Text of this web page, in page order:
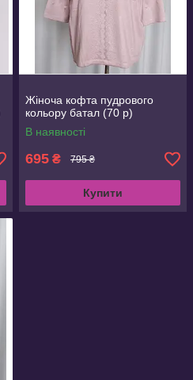
Жіноча кофта пудрового
кольору батал (70 р)
В наявності
695 ₴ 795 ₴
Купити